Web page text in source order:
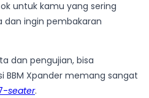
untuk kamu yang sering
dan ingin pembakaran
dan pengujian, bisa
BBM Xpander memang sangat
seater.